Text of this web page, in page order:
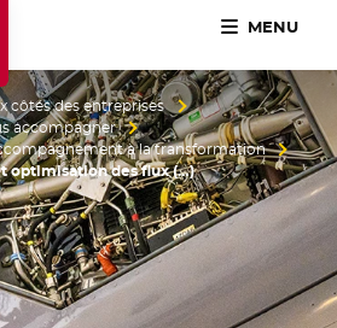
Occitanie / Pyrénées-Méditerranée
MENU
côtés des entreprises
accompagner
à la transformation
optimisation des flux (…)